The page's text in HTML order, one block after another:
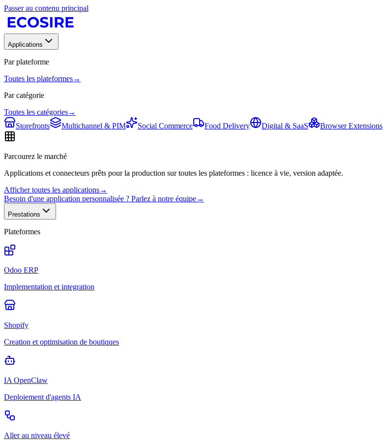
Passer au contenu principal
Applications
Par plateforme
Toutes les plateformes→
Par catégorie
Toutes les catégories→
Storefronts
Multichannel & PIM Social Commerce Food Delivery Digital & SaaS Browser Extensions
Parcourez le marché
Applications et connecteurs prêts pour la production sur toutes les plateformes : licence à vie, version adaptée.
Afficher toutes les applications→
Besoin d'une application personnalisée ? Parlez à notre équipe→
Prestations
Plateformes
Odoo ERP
Implementation et integration
Shopify
Creation et optimisation de boutiques
IA OpenClaw
Deploiement d'agents IA
Aller au niveau élevé